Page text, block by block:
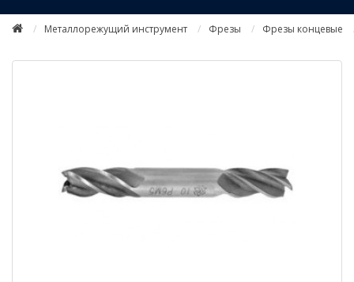
Металлорежущий инструмент Фрезы Фрезы концевые